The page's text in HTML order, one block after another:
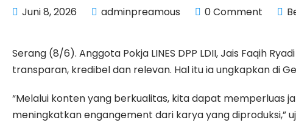
Juni 8, 2026 adminpreamous 0 Comment
Serang (8/6). Anggota Pokja LINES DPP LDII, Jais Faqih
transparan, kredibel dan relevan. Hal itu ia ungkapkan di
“Melalui konten yang berkualitas, kita dapat memperluas
meningkatkan engangement dari karya yang diproduksi,”